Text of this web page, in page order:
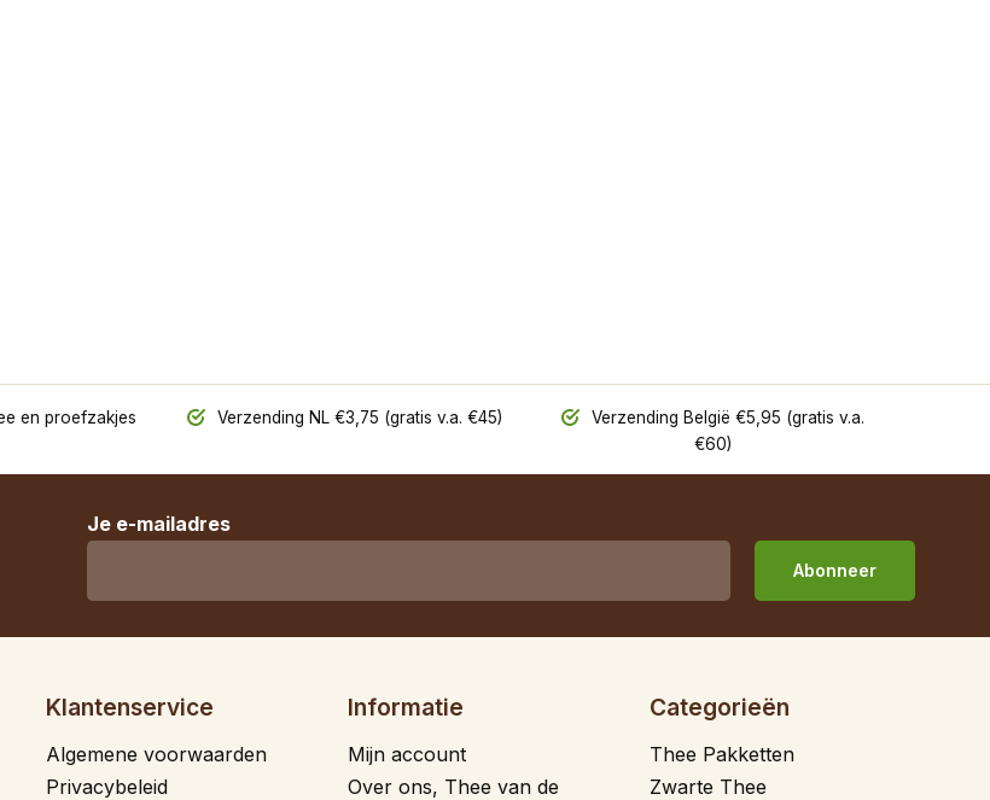
en proefzakjes Verzending NL €3,75 (gratis v.a. €45)
Verzending België €5,95 (gratis v.a.
€60)
Je e-mailadres
Abonneer
Klantenservice
Algemene voorwaarden
Privacybeleid
Informatie
Mijn account
Over ons, Thee van de
Categorieën
Thee Pakketten
Zwarte Thee